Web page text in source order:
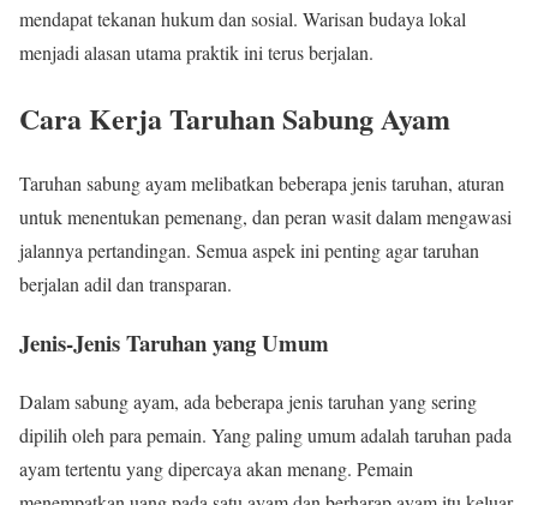
mendapat tekanan hukum dan sosial. Warisan budaya lokal
menjadi alasan utama praktik ini terus berjalan.
Cara Kerja Taruhan Sabung Ayam
Taruhan sabung ayam melibatkan beberapa jenis taruhan, aturan
untuk menentukan pemenang, dan peran wasit dalam mengawasi
jalannya pertandingan. Semua aspek ini penting agar taruhan
berjalan adil dan transparan.
Jenis-Jenis Taruhan yang Umum
Dalam sabung ayam, ada beberapa jenis taruhan yang sering
dipilih oleh para pemain. Yang paling umum adalah taruhan pada
ayam tertentu yang dipercaya akan menang. Pemain